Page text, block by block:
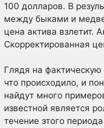
100 долларов. В
между быками и
цена актива взлетит.
Скорректированная
Глядя на
что происходило, и
найдут много
известной является
течение этого